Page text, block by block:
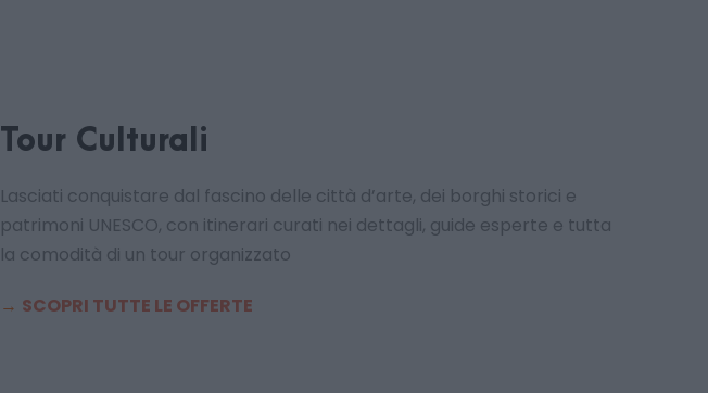
Tour Culturali
Lasciati conquistare dal fascino delle città d’arte, dei borghi storici e
patrimoni UNESCO, con itinerari curati nei dettagli, guide esperte e tutta
la comodità di un tour organizzato
→ SCOPRI TUTTE LE OFFERTE